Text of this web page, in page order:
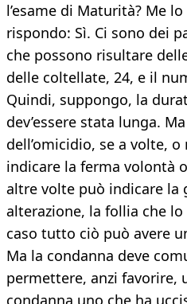
l’esame di Maturità? Me lo
rispondo: Sì. Ci sono dei
che possono risultare
delle coltellate, 24, e il
Quindi, suppongo, la
dev’essere stata lunga.
dell’omicidio, se a volte,
indicare la ferma volontà
altre volte può indicare la
alterazione, la follia che
caso tutto ciò può avere
Ma la condanna deve
permettere, anzi favorire,
condanna uno che ha